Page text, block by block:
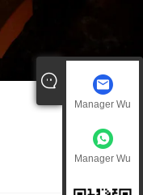
Manager Wu
Manager Wu